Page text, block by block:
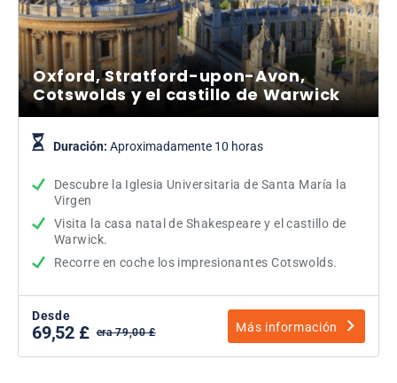
Oxford, Stratford-upon-Avon,
Cotswolds y el castillo de Warwick
Duración: Aproximadamente 10 horas
Descubre la Iglesia Universitaria de Santa María la
Virgen
Visita la casa natal de Shakespeare y el castillo de
Warwick.
Recorre en coche los impresionantes Cotswolds.
Desde
69,52 £ era 79,00 £ Más información